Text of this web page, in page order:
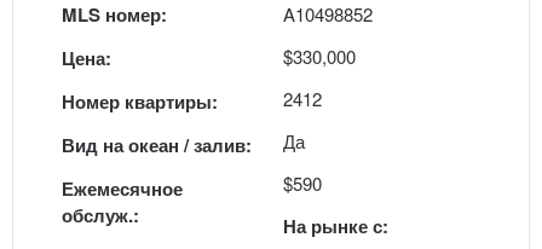
MLS номер:
Цена:
Номер квартиры:
Вид на океан / залив:
Ежемесячное
обслуж.:
A10498852
$330,000
2412
Да
$590
На рынке с: